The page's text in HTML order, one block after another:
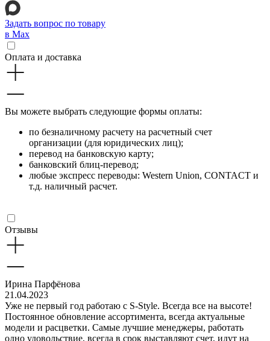
Задать вопрос по товару
в Max
Оплата и доставка
Вы можете выбрать следующие формы оплаты:
по безналичному расчету на расчетный счет
организации (для юридических лиц);
перевод на банковскую карту;
банковский блиц-перевод;
любые экспресс переводы: Western Union, CONTACT и
т.д. наличный расчет.
Отзывы
Ирина Парфёнова
21.04.2023
Уже не первый год работаю с S-Style. Всегда все на высоте!
Постоянное обновление ассортимента, всегда актуальные
модели и расцветки. Самые лучшие менеджеры, работать
одно удовольствие, всегда в срок выставляют счет, идут на